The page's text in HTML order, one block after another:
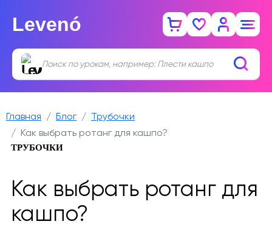
Levenó
Главная Блог
Трубочки
Как выбрать ротанг для кашпо?
ТРУБОЧКИ
Как выбрать ротанг для
кашпо?